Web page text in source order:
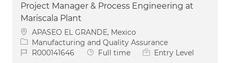
Project Manager & Process Engineering at
Mariscala Plant
Location
APASEO EL GRANDE, Mexico
Category
Manufacturing and Quality Assurance
Job IdR000141646 Job Type
Full time
Entry Level